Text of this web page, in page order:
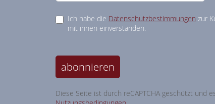
Ich habe die Datenschutzbestimmungen zur
mit ihnen einverstanden.
abonnieren
Diese Seite ist durch reCAPTCHA geschützt und